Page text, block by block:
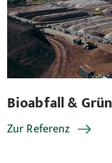
Bioabfall &
Zur Referenz